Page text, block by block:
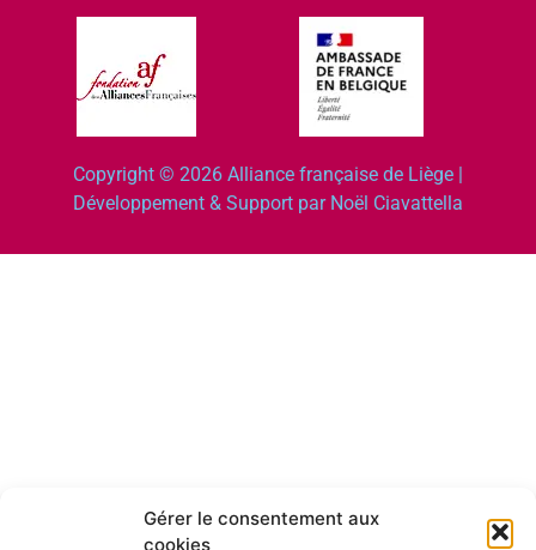
Gérer le consentement aux
cookies
Copyright © 2026 Alliance française de Liège |
Développement & Support par Noël Ciavattella